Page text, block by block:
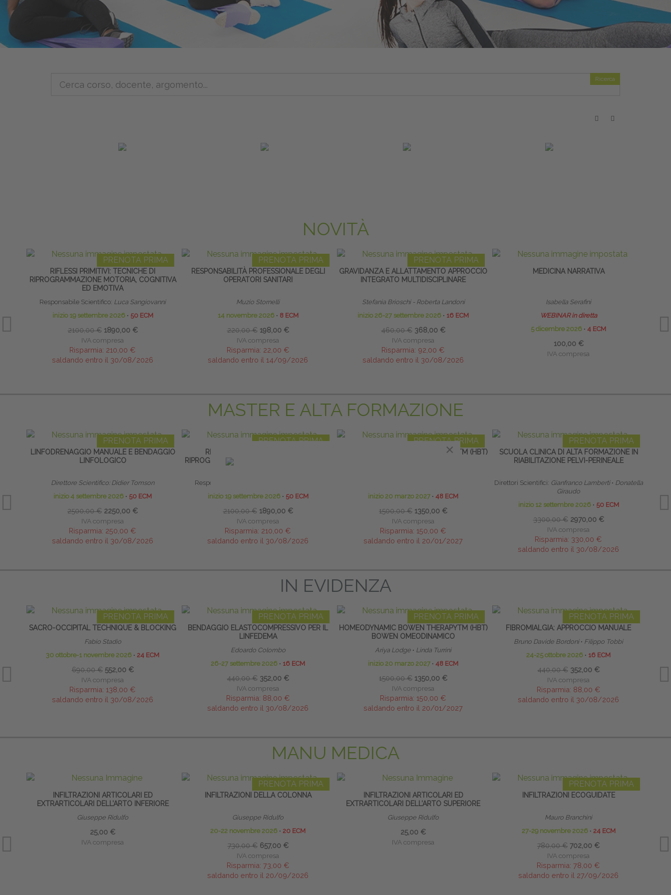
Ricerca
NOVITÀ
PRENOTA PRIMA
RIFLESSI PRIMITIVI: TECNICHE DI
RIPROGRAMMAZIONE MOTORIA, COGNITIVA
ED EMOTIVA
Responsabile Scientifico: Luca Sangiovanni
inizio 19 settembre 2026 ∙ 50 ECM
2100,00 € 1890,00 €
IVA compresa
Risparmia: 210,00 €
saldando entro il 30/08/2026
PRENOTA PRIMA
RESPONSABILITÀ PROFESSIONALE DEGLI
OPERATORI SANITARI
Muzio Stornelli
14 novembre 2026 ∙ 8 ECM
220,00 € 198,00 €
IVA compresa
Risparmia: 22,00 €
saldando entro il 14/09/2026
PRENOTA PRIMA
GRAVIDANZA E ALLATTAMENTO APPROCCIO
INTEGRATO MULTIDISCIPLINARE
Stefania Brioschi - Roberta Landoni
inizio 26-27 settembre 2026 ∙ 16 ECM
460,00 € 368,00 €
IVA compresa
Risparmia: 92,00 €
saldando entro il 30/08/2026
MEDICINA NARRATIVA
Isabella Serafini
WEBINAR in diretta
5 dicembre 2026 ∙ 4 ECM
100,00 €
IVA compresa
MASTER E ALTA FORMAZIONE
PRENOTA PRIMA
LINFODRENAGGIO MANUALE E BENDAGGIO
LINFOLOGICO
Direttore Scientifico: Didier Tomson
inizio 4 settembre 2026 ∙ 50 ECM
2500,00 € 2250,00 €
IVA compresa
Risparmia: 250,00 €
saldando entro il 30/08/2026
PRENOTA PRIMA
RIFLESSI PRIMITIVI: TECNICHE DI
RIPROGRAMMAZIONE MOTORIA, COGNITIVA
Responsabile Scientifico:
inizio 19 settembre 2026 ∙ 50 ECM
2100,00 € 1890,00 €
IVA compresa
Risparmia: 210,00 €
saldando entro il 30/08/2026
PRENOTA PRIMA
HOMEODYNAMIC BOWEN THERAPYTM (HBT)
inizio 20 marzo 2027 ∙ 48 ECM
1500,00 € 1350,00 €
IVA compresa
Risparmia: 150,00 €
saldando entro il 20/01/2027
PRENOTA PRIMA
SCUOLA CLINICA DI ALTA FORMAZIONE IN
RIABILITAZIONE PELVI-PERINEALE
Direttori Scientifici: Gianfranco Lamberti ∙ Donatella
Giraudo
inizio 12 settembre 2026 ∙ 50 ECM
3300,00 € 2970,00 €
IVA compresa
Risparmia: 330,00 €
saldando entro il 30/08/2026
IN EVIDENZA
PRENOTA PRIMA
SACRO-OCCIPITAL TECHNIQUE & BLOCKING
Fabio Stadio
30 ottobre-1 novembre 2026 ∙ 24 ECM
690,00 € 552,00 €
IVA compresa
Risparmia: 138,00 €
saldando entro il 30/08/2026
PRENOTA PRIMA
BENDAGGIO ELASTOCOMPRESSIVO PER IL
LINFEDEMA
Edoardo Colombo
26-27 settembre 2026 ∙ 16 ECM
440,00 € 352,00 €
IVA compresa
Risparmia: 88,00 €
saldando entro il 30/08/2026
PRENOTA PRIMA
HOMEODYNAMIC BOWEN THERAPYTM (HBT)
BOWEN OMEODINAMICO
Ariya Lodge ∙ Linda Turrini
inizio 20 marzo 2027 ∙ 48 ECM
1500,00 € 1350,00 €
IVA compresa
Risparmia: 150,00 €
saldando entro il 20/01/2027
PRENOTA PRIMA
FIBROMIALGIA: APPROCCIO MANUALE
Bruno Davide Bordoni∙ Filippo Tobbi
24-25 ottobre 2026 ∙ 16 ECM
440,00 € 352,00 €
IVA compresa
Risparmia: 88,00 €
saldando entro il 30/08/2026
MANU MEDICA
INFILTRAZIONI ARTICOLARI ED
EXTRARTICOLARI DELL’ARTO INFERIORE
Giuseppe Ridulfo
25,00 €
IVA compresa
PRENOTA PRIMA
INFILTRAZIONI DELLA COLONNA
Giuseppe Ridulfo
20-22 novembre 2026 ∙ 20 ECM
730,00 € 657,00 €
IVA compresa
Risparmia: 73,00 €
saldando entro il 20/09/2026
INFILTRAZIONI ARTICOLARI ED
EXTRARTICOLARI DELL’ARTO SUPERIORE
Giuseppe Ridulfo
25,00 €
IVA compresa
PRENOTA PRIMA
INFILTRAZIONI ECOGUIDATE
Mauro Branchini
27-29 novembre 2026 ∙ 24 ECM
780,00 € 702,00 €
IVA compresa
Risparmia: 78,00 €
saldando entro il 27/09/2026
×